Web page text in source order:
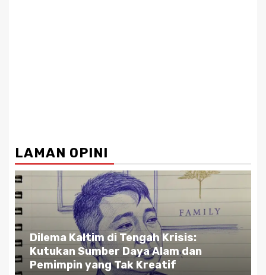
LAMAN OPINI
Gubernur Kaltim di Persimpangan
Jalan: Antara Bisnis dan Rakyat,
Antara Etika dan Kekuasaan